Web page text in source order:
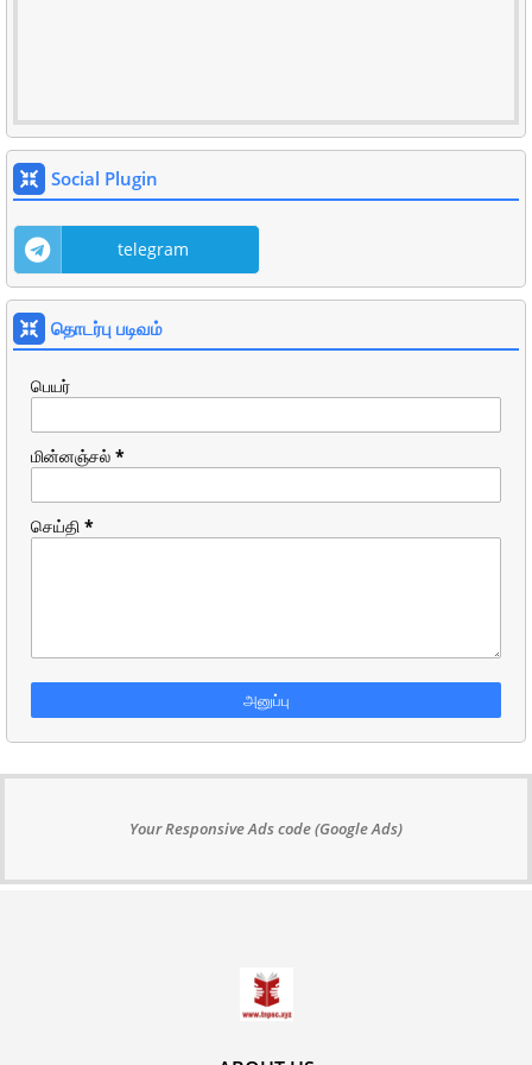
Social Plugin
telegram
தொடர்பு படிவம்
பெயர்
மின்னஞ்சல் *
செய்தி *
Your Responsive Ads code (Google Ads)